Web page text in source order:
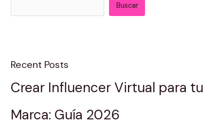
Buscar
Recent Posts
Crear Influencer Virtual para tu
Marca: Guía 2026